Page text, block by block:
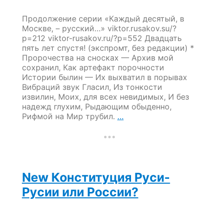
Продолжение серии «Каждый десятый, в
Москве, – русский…» viktor.rusakov.su/?
p=212 viktor-rusakov.ru/?p=552 Двадцать
пять лет спустя! (экспромт, без редакции) *
Пророчества на сносках — Архив мой
сохранил, Как артефакт порочности
Истории былин — Их выхватил в порывах
Вибраций звук Гласил, Из тонкости
извилин, Моих, для всех невидимых, И без
надежд глухим, Рыдающим обыденно,
Рифмой на Мир трубил. …Двадцать
New Конституция Руси-
Русии или России?